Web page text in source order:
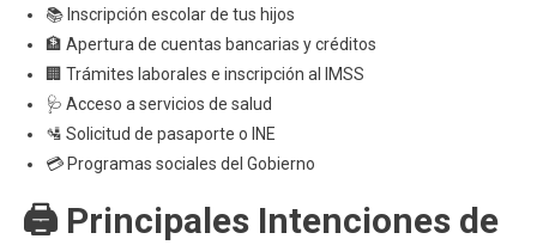
📚 Inscripción escolar de tus hijos
🏦 Apertura de cuentas bancarias y créditos
🏢 Trámites laborales e inscripción al IMSS
🩺 Acceso a servicios de salud
🛂 Solicitud de pasaporte o INE
💳 Programas sociales del Gobierno
🖨️ Principales Intenciones de